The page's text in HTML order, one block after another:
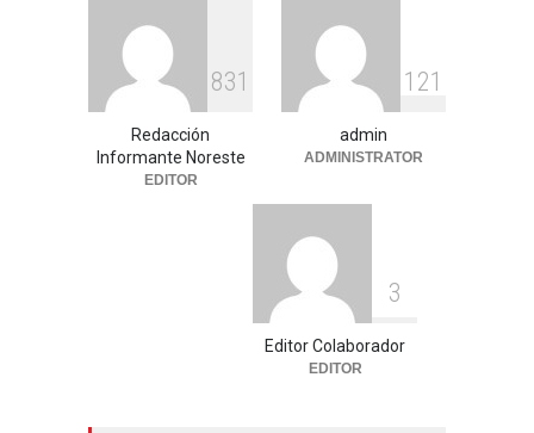
831
Redacción
Informante Noreste
EDITOR
1 21
admin
ADMINISTRATOR
3
Editor Colaborador
EDITOR